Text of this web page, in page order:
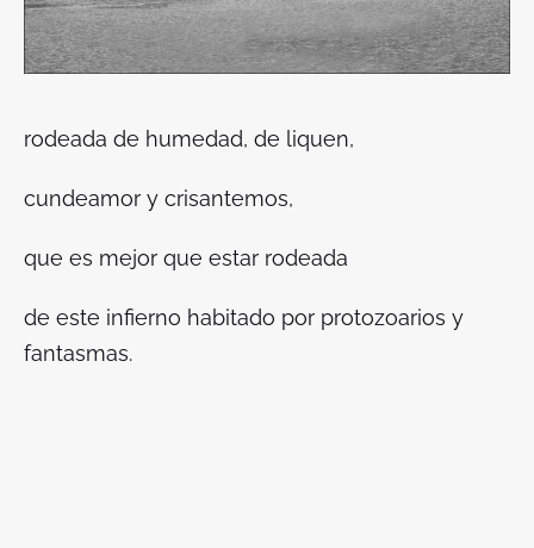
rodeada de humedad, de liquen,
cundeamor y crisantemos,
que es mejor que estar rodeada
de este infierno habitado por protozoarios y
fantasmas.